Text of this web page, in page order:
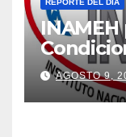
para las
de este
2026
AGOSTO 9,